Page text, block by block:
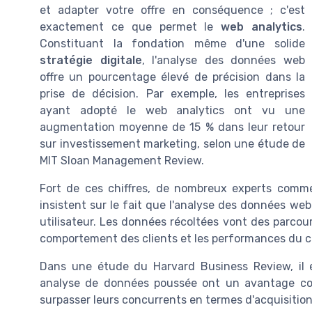
et adapter votre offre en conséquence ; c'est
exactement ce que permet leweb analytics.
Constituant la fondation même d'une solide
stratégie digitale, l'analyse des données web
offre un pourcentage élevé de précision dans la
prise de décision. Par exemple, les entreprises
ayant adopté le web analytics ont vu une
augmentation moyenne de 15 % dans leur retour
sur investissement marketing, selon une étude de
MIT Sloan Management Review.
Fort de ces chiffres, de nombreux experts
insistent sur le fait que l'analyse des données
utilisateur. Les données récoltées vont des
comportement des clients et les performances du
Dans une étude du Harvard Business Review,
analyse de données poussée ont un avantage
surpasser leurs concurrents en termes